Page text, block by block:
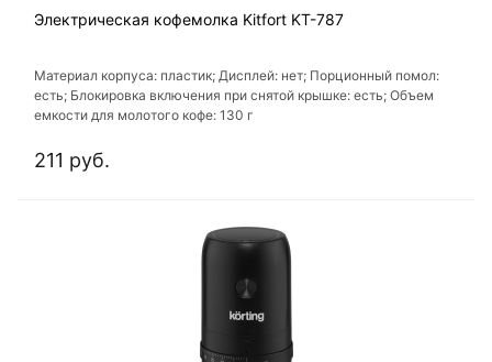
Электрическая кофемолка Kitfort KT-787
Материал корпуса: пластик; Дисплей: нет; Порционный помол:
есть; Блокировка включения при снятой крышке: есть; Объем
емкости для молотого кофе: 130 г
211 руб.